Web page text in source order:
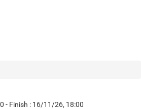
- Finish : 16/11/26, 18:00